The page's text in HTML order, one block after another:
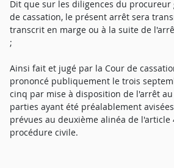
Dit que sur les diligences du procureur
de cassation, le présent arrêt sera
transcrit en marge ou à la suite de
;
Ainsi fait et jugé par la Cour de
prononcé publiquement le trois
cinq par mise à disposition de l'arrêt
parties ayant été préalablement
prévues au deuxième alinéa de l'article
procédure civile.